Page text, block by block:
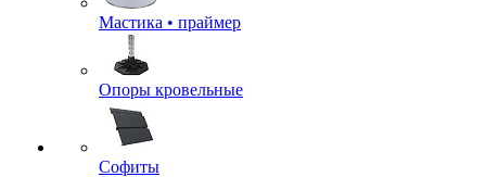
Мастика • праймер
Опоры кровельные
Софиты